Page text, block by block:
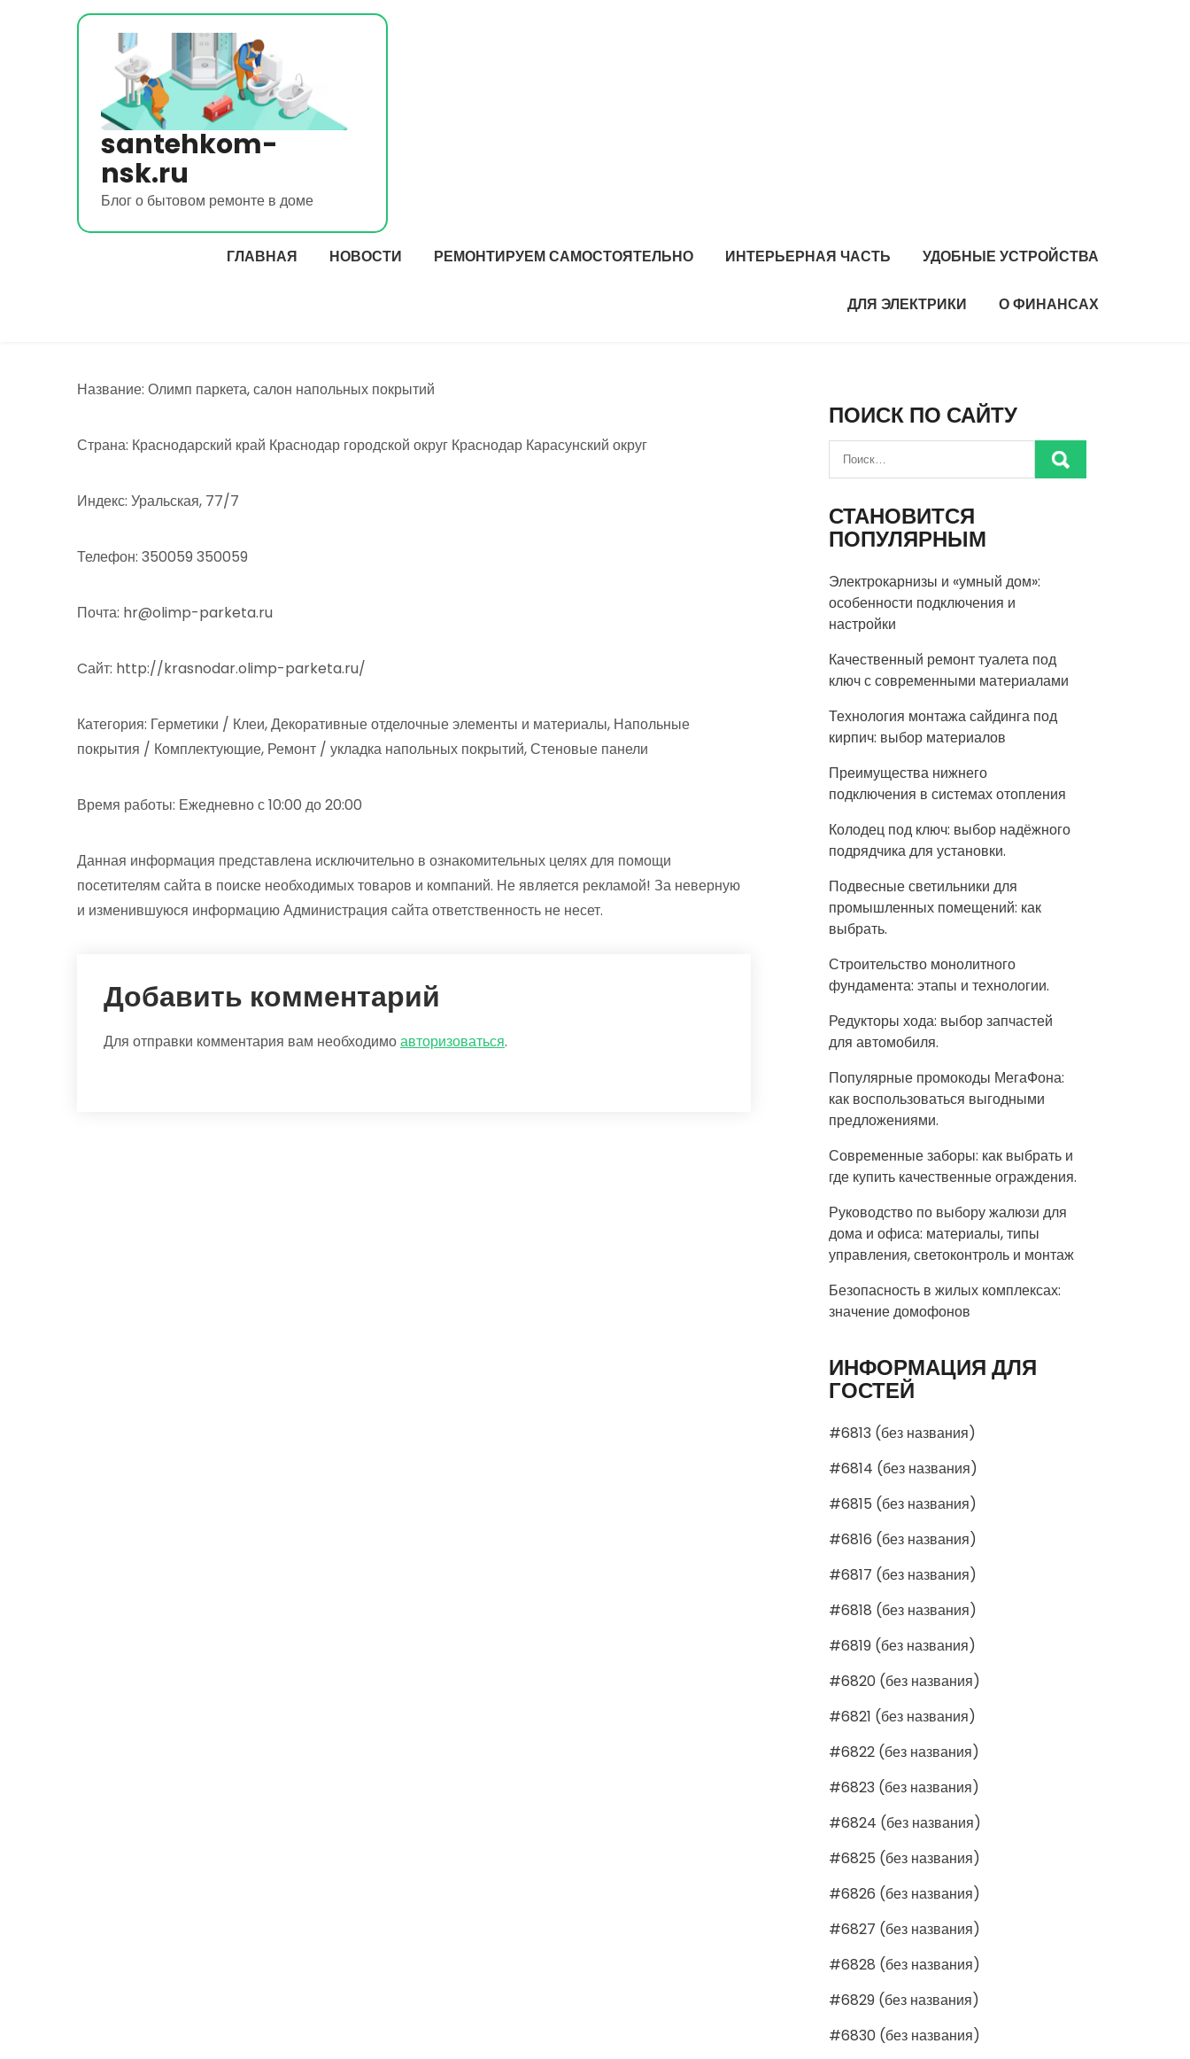
santehkom-
nsk.ru
Блог о бытовом ремонте в доме
ГЛАВНАЯ НОВОСТИ РЕМОНТИРУЕМ САМОСТОЯТЕЛЬНО ИНТЕРЬЕРНАЯ ЧАСТЬ УДОБНЫЕ УСТРОЙСТВА
ДЛЯ ЭЛЕКТРИКИ О ФИНАНСАХ
Название: Олимп паркета, салон напольных покрытий
Страна: Краснодарский край Краснодар городской округ Краснодар Карасунский округ
Индекс: Уральская, 77/7
Телефон: 350059 350059
Почта: hr@olimp-parketa.ru
Cайт: http://krasnodar.olimp-parketa.ru/
Категория: Герметики / Клеи, Декоративные отделочные элементы и материалы, Напольные
покрытия / Комплектующие, Ремонт / укладка напольных покрытий, Стеновые панели
Время работы: Ежедневно с 10:00 до 20:00
Данная информация представлена исключительно в ознакомительных целях для помощи
посетителям сайта в поиске необходимых товаров и компаний. Не является рекламой! За неверную
и изменившуюся информацию Администрация сайта ответственность не несет.
Добавить комментарий
Для отправки комментария вам необходимоавторизоваться.
ПОИСК ПО САЙТУ
СТАНОВИТСЯ
ПОПУЛЯРНЫМ
Электрокарнизы и «умный дом»:
особенности подключения и
настройки
Качественный ремонт туалета под
ключ с современными материалами
Технология монтажа сайдинга под
кирпич: выбор материалов
Преимущества нижнего
подключения в системах отопления
Колодец под ключ: выбор надёжного
подрядчика для установки.
Подвесные светильники для
промышленных помещений: как
выбрать.
Строительство монолитного
фундамента: этапы и технологии.
Редукторы хода: выбор запчастей
для автомобиля.
Популярные промокоды МегаФона:
как воспользоваться выгодными
предложениями.
Современные заборы: как выбрать и
где купить качественные ограждения.
Руководство по выбору жалюзи для
дома и офиса: материалы, типы
управления, светоконтроль и монтаж
Безопасность в жилых комплексах:
значение домофонов
ИНФОРМАЦИЯ ДЛЯ
ГОСТЕЙ
#6813 (без названия)
#6814 (без названия)
#6815 (без названия)
#6816 (без названия)
#6817 (без названия)
#6818 (без названия)
#6819 (без названия)
#6820 (без названия)
#6821 (без названия)
#6822 (без названия)
#6823 (без названия)
#6824 (без названия)
#6825 (без названия)
#6826 (без названия)
#6827 (без названия)
#6828 (без названия)
#6829 (без названия)
#6830 (без названия)